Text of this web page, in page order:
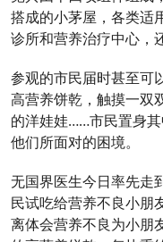
搭成的小茅屋，各类适
诊所和营养治疗中心，
参观的市民届时甚至可
高营养饼乾，触摸一双
的洋娃娃……市民置身
他们所面对的困境。
无国界医生今日率先走
民试吃给营养不良小朋
离体会营养不良为小朋